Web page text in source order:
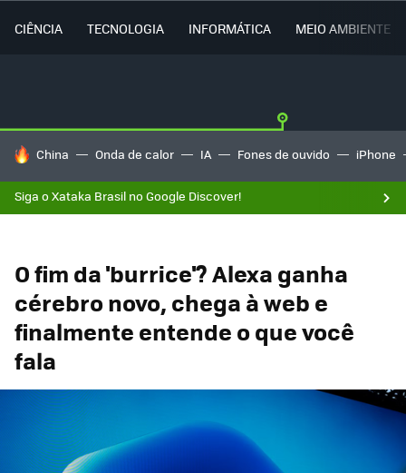
CIÊNCIA TECNOLOGIA INFORMÁTICA MEIO AMBIENTE
TENDÊNCIAS DO DIA
China Onda de calor IA Fones de ouvido iPhone
Siga o Xataka Brasil no Google Discover!
O fim da 'burrice'? Alexa ganha
cérebro novo, chega à web e
finalmente entende o que você
fala